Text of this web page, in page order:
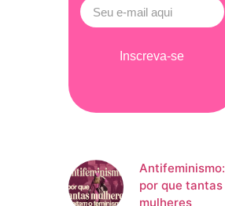
Inscreva-se
Antifeminismo:
por que tantas
mulheres